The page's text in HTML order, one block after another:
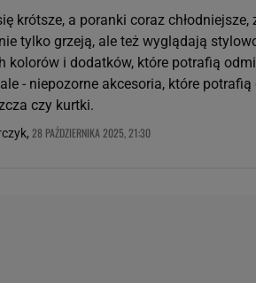
krótsze, a poranki coraz
tylko grzeją, ale też wyglądają
kolorów i dodatków, które potrafią
- niepozorne akcesoria, które potrafią
czy kurtki.
28 PAŹDZIERNIKA 2025, 21:30